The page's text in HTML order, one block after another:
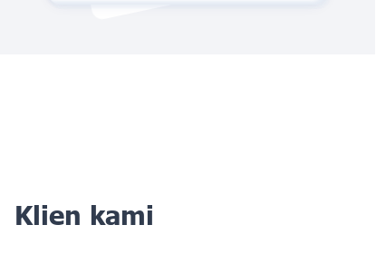
Klien kami